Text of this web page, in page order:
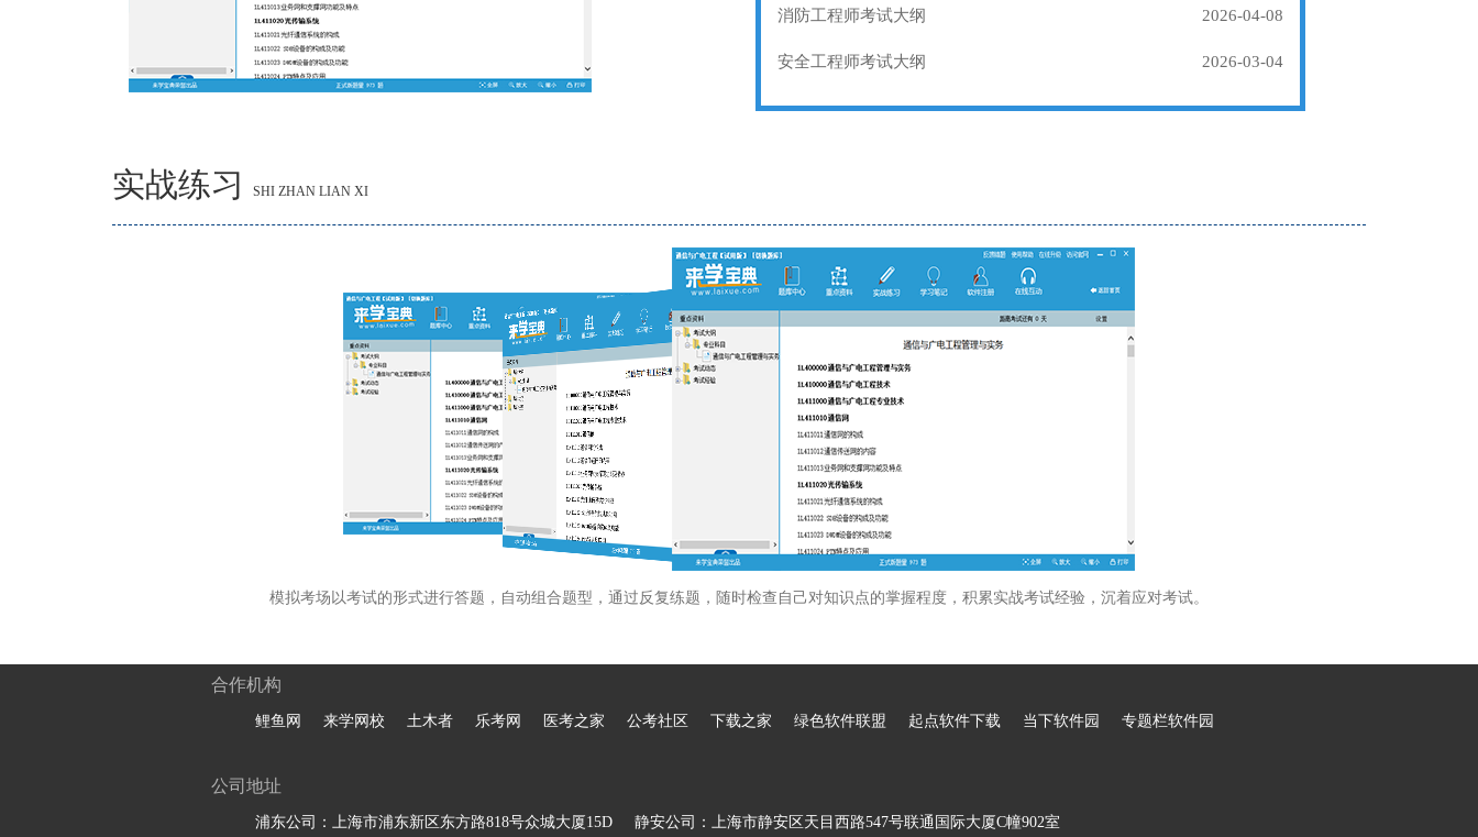
消防工程师考试大纲 2026-04-08
安全工程师考试大纲 2026-03-04
实战练习 SHI ZHAN LIAN XI
模拟考场以考试的形式进行答题，自动组合题型，通过反复练题，随时检查自己对知识点的掌握程度，积累实战考试经验，沉着应对考试。
合作机构
鲤鱼网 来学网校 土木者 乐考网 医考之家 公考社区 下载之家 绿色软件联盟 起点软件下载 当下软件园 专题栏软件园
公司地址
浦东公司：上海市浦东新区东方路818号众城大厦15D 静安公司：上海市静安区天目西路547号联通国际大厦C幢902室